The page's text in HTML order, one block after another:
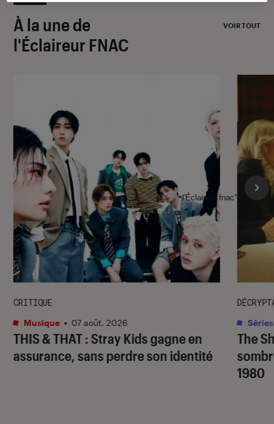
À la une de
l'Éclaireur FNAC
VOIR TOUT
THIS & THAT: Stray Kids gagne en
assurance, sans perdre son identité
CRITIQUE
Musique • 07 août. 2026
The
1980
Séries
l'Éclaireur fnac">